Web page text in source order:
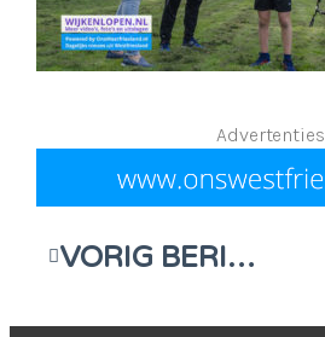
Advertenties
VORIG BERICHT